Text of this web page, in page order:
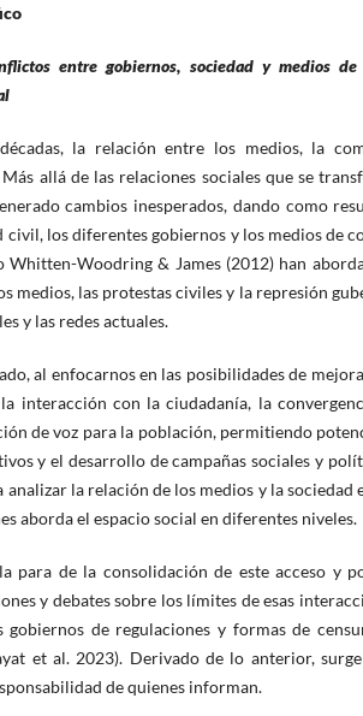
entre gobiernos, sociedad y medios
la relación entre los medios, la
allá de las relaciones sociales que se
cambios inesperados, dando como
civil, los diferentes gobiernos y los medios de
Whitten-Woodring & James (2012) han
medios, las protestas civiles y la represión
y las redes actuales.
enfocarnos en las posibilidades de mejora
interacción con la ciudadanía, la
de voz para la población, permitiendo
y el desarrollo de campañas sociales y
analizar la relación de los medios y la
aborda el espacio social en diferentes niveles.
para de la consolidación de este acceso y
y debates sobre los límites de esas
gobiernos de regulaciones y formas de
et al. 2023). Derivado de lo anterior,
de quienes informan.